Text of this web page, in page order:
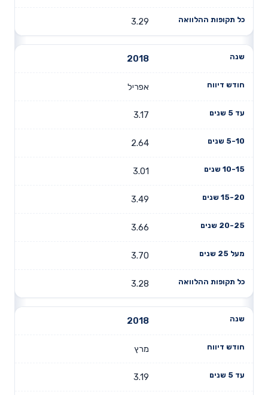
3.29
2018
אפריל
3.17
2.64
3.01
3.49
3.66
3.70
3.28
2018
מרץ
3.19